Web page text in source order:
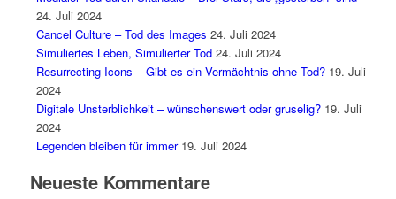
24. Juli 2024
Cancel Culture – Tod des Images 24. Juli 2024
Simuliertes Leben, Simulierter Tod 24. Juli 2024
Resurrecting Icons – Gibt es ein Vermächtnis ohne Tod? 19. Juli
2024
Digitale Unsterblichkeit – wünschenswert oder gruselig? 19. Juli
2024
Legenden bleiben für immer 19. Juli 2024
Neueste Kommentare